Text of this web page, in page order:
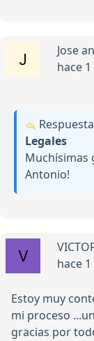
Jose
hace
Legales
Muchísimas
Antonio!
hace
Estoy muy
mi proceso
gracias por